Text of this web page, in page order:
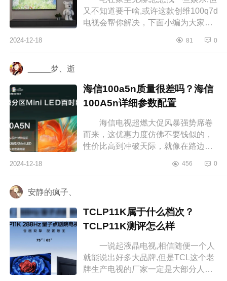
又不知道要干啥,或许这款创维100q7d
电视会帮你解决，下面小编为大家介
100q7d是类纸屏吗 创维100q7...
2024-12-18 81 0
_____梦、逝
海信100a5n质量很差吗？海信
100A5n详细参数配置
海信电视超燃大促风暴强势席卷
而来，这优惠力度仿佛不要钱似的，
性价比高到冲破天际，就像在路边捡
小编为大家介绍下海信100a5n质量
2024-12-18 456 0
安静的疯子、
TCLP11K属于什么档次？
TCLP11K测评怎么样
一说起液晶电视,相信随便一个人
就能说出好多大品牌,但是TCL这个老
牌生产电视的厂家一定是大部分人心